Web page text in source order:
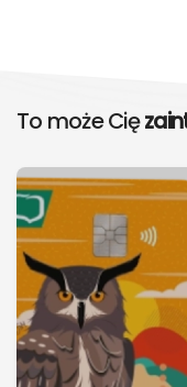
To może Cię